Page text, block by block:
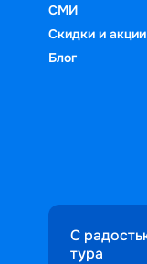
СМИ
Скидки и акции
Блог
С
тура